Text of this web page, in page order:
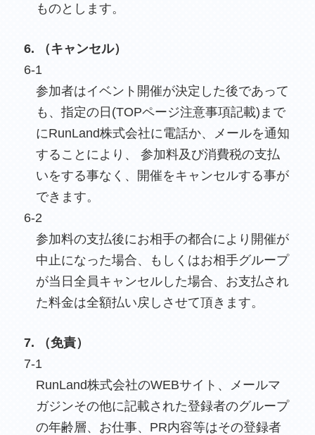
ものとします。
6. （キャンセル）
6-1
参加者はイベント開催が決定した後であって
も、指定の日(TOPページ注意事項記載)まで
にRunLand株式会社に電話か、メールを通知
することにより、 参加料及び消費税の支払
いをする事なく、開催をキャンセルする事が
できます。
6-2
参加料の支払後にお相手の都合により開催が
中止になった場合、もしくはお相手グループ
が当日全員キャンセルした場合、お支払され
た料金は全額払い戻しさせて頂きます。
7. （免責）
7-1
RunLand株式会社のWEBサイト、メールマ
ガジンその他に記載された登録者のグループ
の年齢層、お仕事、PR内容等はその登録者